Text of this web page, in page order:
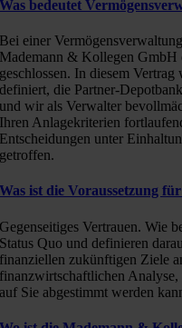
Was bedeutet
Bei einer
Mademann & Kollegen GmbH
geschlossen. In diesem
definiert, die Partner-
und wir als Verwalter
Ihren Anlagekriterien
Entscheidungen unter
getroffen.
Was ist die Voraussetzung
Gegenseitiges Vertrauen. Wie
Status Quo und definieren
finanziellen zukünftigen Ziele
finanzwirtschaftlichen
auf Sie abgestimmt werden